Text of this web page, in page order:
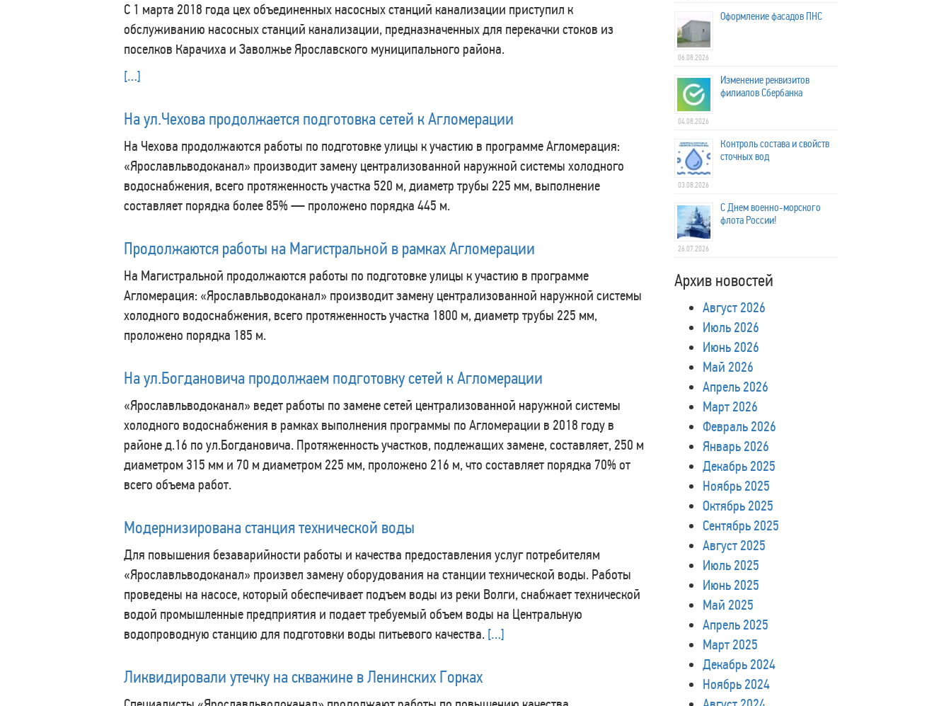
С 1 марта 2018 года цех объединенных насосных станций канализации приступил к
обслуживанию насосных станций канализации, предназначенных для перекачки стоков из
поселков Карачиха и Заволжье Ярославского муниципального района.
[…]
На ул.Чехова продолжается подготовка сетей к Агломерации
На Чехова продолжаются работы по подготовке улицы к участию в программе Агломерация:
«Ярославльводоканал» производит замену централизованной наружной системы холодного
водоснабжения, всего протяженность участка 520 м, диаметр трубы 225 мм, выполнение
составляет порядка более 85% — проложено порядка 445 м.
Продолжаются работы на Магистральной в рамках Агломерации
На Магистральной продолжаются работы по подготовке улицы к участию в программе
Агломерация: «Ярославльводоканал» производит замену централизованной наружной системы
холодного водоснабжения, всего протяженность участка 1800 м, диаметр трубы 225 мм,
проложено порядка 185 м.
На ул.Богдановича продолжаем подготовку сетей к Агломерации
«Ярославльводоканал» ведет работы по замене сетей централизованной наружной системы
холодного водоснабжения в рамках выполнения программы по Агломерации в 2018 году в
районе д.16 по ул.Богдановича. Протяженность участков, подлежащих замене, составляет, 250 м
диаметром 315 мм и 70 м диаметром 225 мм, проложено 216 м, что составляет порядка 70% от
всего объема работ.
Модернизирована станция технической воды
Для повышения безаварийности работы и качества предоставления услуг потребителям
«Ярославльводоканал» произвел замену оборудования на станции технической воды. Работы
проведены на насосе, который обеспечивает подъем воды из реки Волги, снабжает технической
водой промышленные предприятия и подает требуемый объем воды на Центральную
водопроводную станцию для подготовки воды питьевого качества. […]
Ликвидировали утечку на скважине в Ленинских Горках
Оформление фасадов ПНС
06.08.2026
Изменение реквизитов
филиалов Сбербанка
04.08.2026
Контроль состава и свойств
сточных вод
03.08.2026
С Днем военно-морского
флота России!
26.07.2026
Архив новостей
Август 2026
Июль 2026
Июнь 2026
Май 2026
Апрель 2026
Март 2026
Февраль 2026
Январь 2026
Декабрь 2025
Ноябрь 2025
Октябрь 2025
Сентябрь 2025
Август 2025
Июль 2025
Июнь 2025
Май 2025
Апрель 2025
Март 2025
Декабрь 2024
Ноябрь 2024